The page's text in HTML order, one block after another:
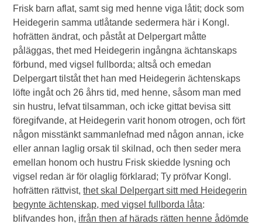
Frisk barn aflat, samt sig med henne viga låtit; dock som
Heidegerin samma utlåtande sedermera här i Kongl.
hofrätten ändrat, och påståt at Delpergart måtte
påläggas, thet med Heidegerin ingångna ächtanskaps
förbund, med vigsel fullborda; altså och emedan
Delpergart tilståt thet han med Heidegerin ächtenskaps
löfte ingåt och 26 åhrs tid, med henne, såsom man med
sin hustru, lefvat tilsamman, och icke gittat bevisa sitt
föregifvande, at Heidegerin varit honom otrogen, och fört
någon misstänkt sammanlefnad med någon annan, icke
eller annan laglig orsak til skilnad, och then seder mera
emellan honom och hustru Frisk skiedde lysning och
vigsel redan är för olaglig förklarad; Ty pröfvar Kongl.
hofrätten rättvist,thet skal Delpergart sitt med Heidegerin
begynte ächtenskap, med vigsel fullborda låta:
blifvandes hon, ifrån then af härads rätten henne ådömde